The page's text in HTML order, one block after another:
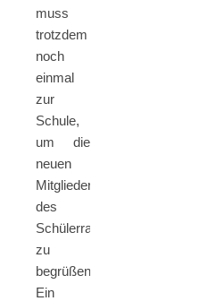
muss
trotzdem
noch
einmal
zur
Schule,
um die
neuen
Mitglieder
des
Schülerrates
zu
begrüßen.
Ein